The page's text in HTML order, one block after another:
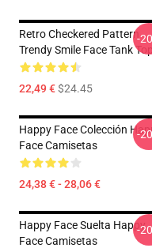
Retro Checkered Pattern
Trendy Smile Face Tank Top
22,49 €$24.45
-
Happy Face Colección
Face Camisetas
24,38 € - 28,06 €
-
Happy Face Suelta Happy
Face Camisetas
-